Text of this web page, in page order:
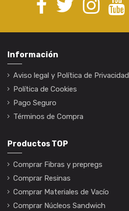
Información
Aviso legal y Política de Privacidad
Política de Cookies
Pago Seguro
Términos de Compra
Productos TOP
Comprar Fibras y prepregs
Comprar Resinas
Comprar Materiales de Vacío
Comprar Núcleos Sandwich